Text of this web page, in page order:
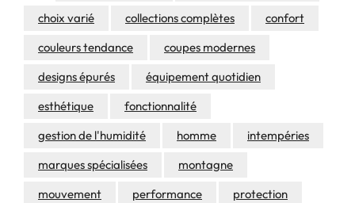
choix varié
collections complètes
confort
couleurs tendance
coupes modernes
designs épurés
équipement quotidien
esthétique
fonctionnalité
gestion de l'humidité
homme
intempéries
marques spécialisées
montagne
mouvement
performance
protection